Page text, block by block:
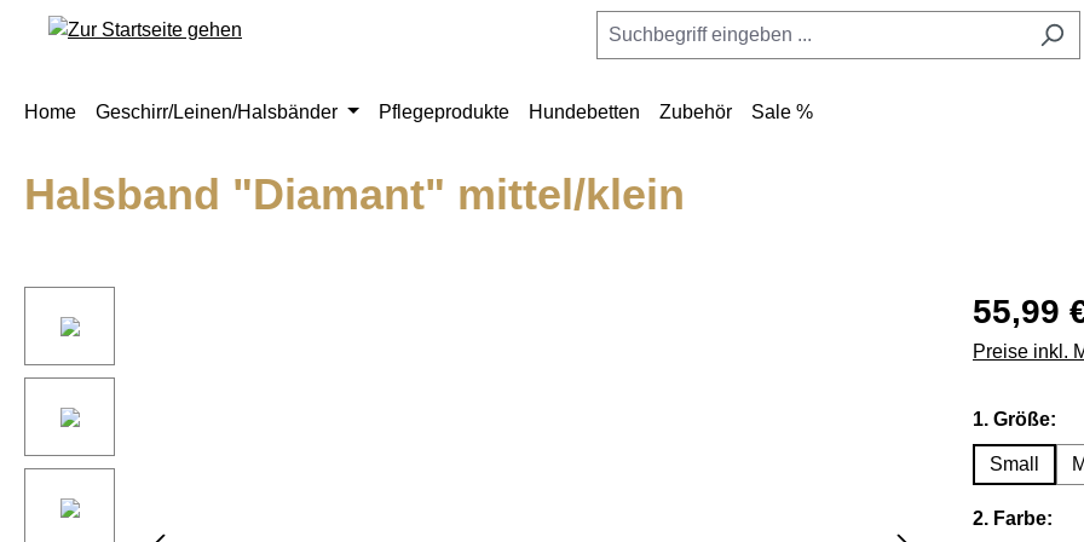
Zur Hauptnavigation springen
Home Geschirr/Leinen/Halsbänder Pflegeprodukte Hundebetten Zubehör Sale %
Halsband "Diamant" mittel/klein
55,99
Preise inkl.
1. Größe:
Small
2. Farbe: